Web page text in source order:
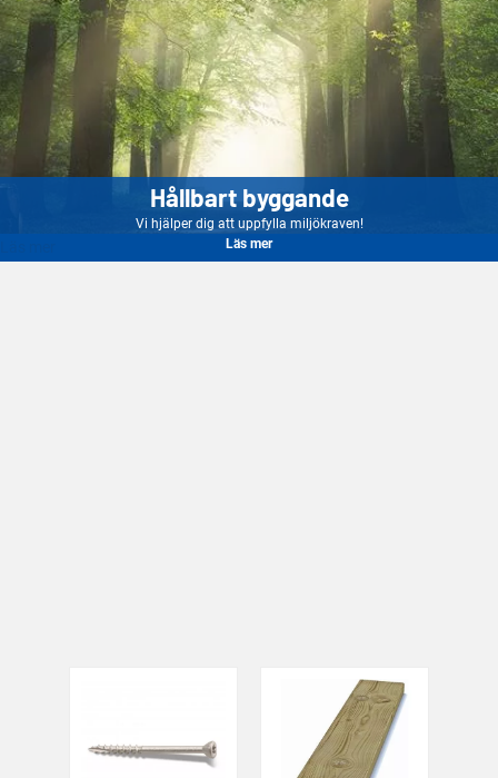
Hållbart byggande
Vi hjälper dig att uppfylla miljökraven!
Läs mer